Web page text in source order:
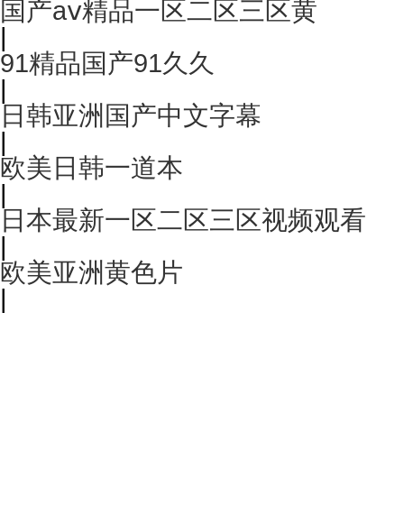
国产aⅴ精品一区二区三区黄
|
91精品国产91久久
|
日韩亚洲国产中文字幕
|
欧美日韩一道本
|
日本最新一区二区三区视频观看
|
欧美亚洲黄色片
|